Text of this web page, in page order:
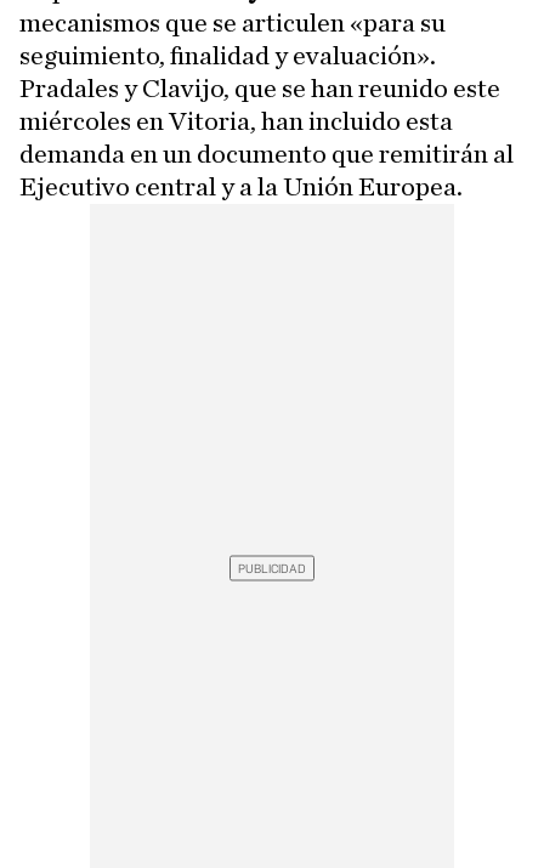
mecanismos que se articulen «para su
seguimiento, finalidad y evaluación».
Pradales y Clavijo, que se han reunido este
miércoles en Vitoria, han incluido esta
demanda en un documento que remitirán al
Ejecutivo central y a la Unión Europea.